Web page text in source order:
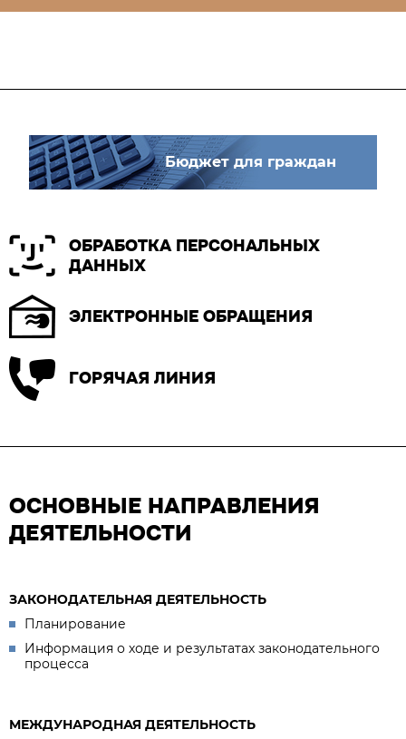
Бюджет для граждан
ОБРАБОТКА ПЕРСОНАЛЬНЫХ
ДАННЫХ
ЭЛЕКТРОННЫЕ ОБРАЩЕНИЯ
ГОРЯЧАЯ ЛИНИЯ
ОСНОВНЫЕ НАПРАВЛЕНИЯ
ДЕЯТЕЛЬНОСТИ
ЗАКОНОДАТЕЛЬНАЯ ДЕЯТЕЛЬНОСТЬ
Планирование
Информация о ходе и результатах законодательного
процесса
МЕЖДУНАРОДНАЯ ДЕЯТЕЛЬНОСТЬ